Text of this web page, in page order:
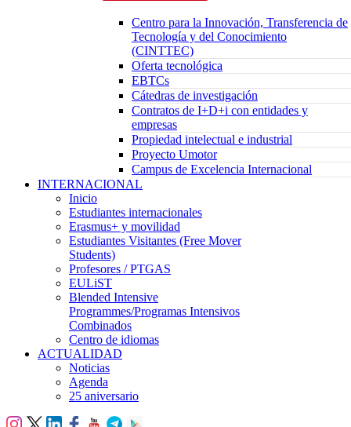
Centro para la Innovación, Transferencia de
Tecnología y del Conocimiento
(CINTTEC)
Oferta tecnológica
EBTCs
Cátedras de investigación
Contratos de I+D+i con entidades y
empresas
Propiedad intelectual e industrial
Proyecto Umotor
Campus de Excelencia Internacional
INTERNACIONAL
Inicio
Estudiantes internacionales
Erasmus+ y movilidad
Estudiantes Visitantes (Free Mover
Students)
Profesores / PTGAS
EULiST
Blended Intensive
Programmes/Programas Intensivos
Combinados
Centro de idiomas
ACTUALIDAD
Noticias
Agenda
25 aniversario